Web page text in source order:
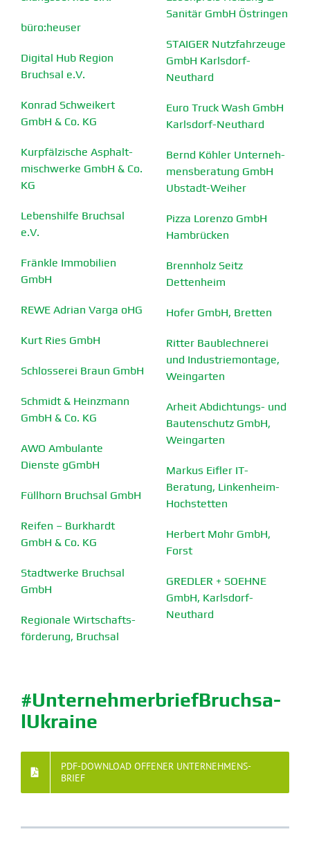
büro:heuser
Digital Hub Region
Bruchsal e.V.
Konrad Schweikert
GmbH & Co. KG
Kurpfäl­zische Asphalt­
mi­sch­werke GmbH & Co.
KG
Lebens­hilfe Bruchsal
e.V.
Fränkle Immobilien
GmbH
REWE Adrian Varga oHG
Kurt Ries GmbH
Schlos­serei Braun GmbH
Schmidt & Heinzmann
GmbH & Co. KG
AWO Ambulante
Dienste gGmbH
Füllhorn Bruchsal GmbH
Reifen – Burkhardt
GmbH & Co. KG
Stadt­werke Bruchsal
GmbH
Regionale Wirtschafts­
för­derung, Bruchsal
Sanitär GmbH Östringen
STAIGER Nutzfahr­zeuge
GmbH Karlsdorf-
Neuthard
Euro Truck Wash GmbH
Karlsdorf-Neuthard
Bernd Köhler Unter­neh­
mens­be­ratung GmbH
Ubstadt-Weiher
Pizza Lorenzo GmbH
Hambrücken
Brennholz Seitz
Dettenheim
Hofer GmbH, Bretten
Ritter Baublech­nerei
und Indus­trie­montage,
Weingarten
Arheit Abdich­­tungs- und
Bauten­schutz GmbH,
Weingarten
Markus Eifler IT-
Beratung, Linkenheim-
Hochstetten
Herbert Mohr GmbH,
Forst
GREDLER + SOEHNE
GmbH, Karlsdorf-
Neuthard
#Unter­neh­mer­brief­Bruch­sa­
lUkraine
PDF-DOWNLOAD OFFENER UNTER­NEH­MENS­
BRIEF